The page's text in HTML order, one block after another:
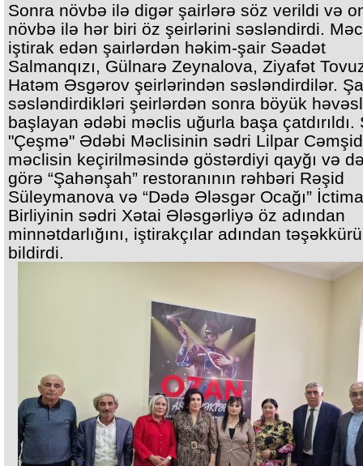
Sonra növbə ilə digər şairlərə söz verildi və
növbə ilə hər biri öz şeirlərini səsləndirdi.
iştirak edən şairlərdən həkim-şair Səadət
Salmanqızı, Gülnarə Zeynalova, Ziyafət
Hatəm Əsgərov şeirlərindən səsləndirdilər.
səsləndirdikləri şeirlərdən sonra böyük
başlayan ədəbi məclis uğurla başa çatdırıldı.
"Çeşmə" Ədəbi Məclisinin sədri Lilpar
məclisin keçirilməsində göstərdiyi qayğı və
görə “Şahənşah” restoranının rəhbəri Rəşid
Süleymanova və “Dədə Ələsgər Ocağı”
Birliyinin sədri Xətai Ələsgərliyə öz adından
minnətdarlığını, iştirakçılar adından
bildirdi.